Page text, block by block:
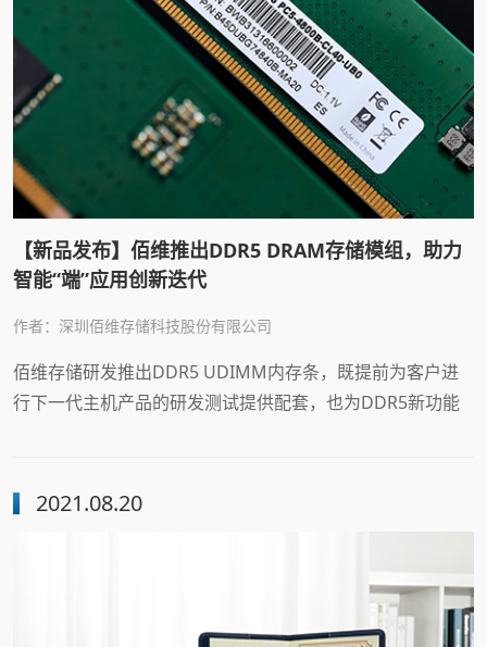
【新品发布】佰维推出DDR5 DRAM存储模组，助力
智能“端”应用创新迭代
作者：深圳佰维存储科技股份有限公司
佰维存储研发推出DDR5 UDIMM内存条，既提前为客户进
行下一代主机产品的研发测试提供配套，也为DDR5新功能
2021.08.20